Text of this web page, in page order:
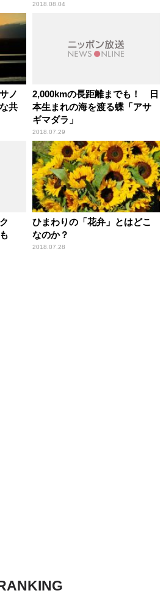
2018.08.04
ノ
共
2,000kmの長距離までも！ 日
本生まれの海を渡る蝶「アサ
ギマダラ」
2018.07.29
ひまわりの「花弁」とはどこ
なのか？
2018.07.28